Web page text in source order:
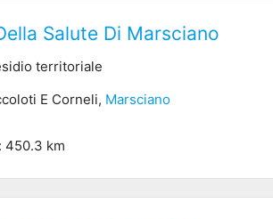
Salute Di Marsciano
territoriale
E Corneli, Marsciano
450.3 km